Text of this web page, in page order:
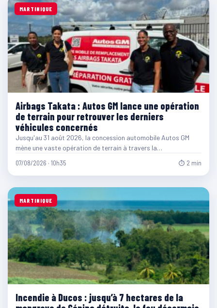
MARTINIQUE
Airbags Takata : Autos GM lance une opération
de terrain pour retrouver les derniers
véhicules concernés
Jusqu'au 31 août 2026, la concession automobile Autos GM
mène une vaste opération de terrain à travers la…
07/08/2026 · 10h35 ⏱ 2 min
MARTINIQUE
Incendie à Ducos : jusqu’à 7 hectares de la